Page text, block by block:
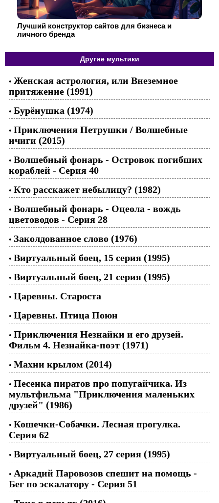
Лучший конструктор сайтов для бизнеса и
личного бренда
Другие мультики
• Женская астрология, или Внеземное
притяжение (1991)
• Бурёнушка (1974)
• Приключения Петрушки / Волшебные
ичиги (2015)
• Волшебный фонарь - Островок погибших
кораблей - Серия 40
• Кто расскажет небылицу? (1982)
• Волшебный фонарь - Оцеола - вождь
цветоводов - Серия 28
• Заколдованное слово (1976)
• Виртуальный боец, 15 серия (1995)
• Виртуальный боец, 21 серия (1995)
• Царевны. Староста
• Царевны. Птица Поюн
• Приключения Незнайки и его друзей.
Фильм 4. Незнайка-поэт (1971)
• Махни крылом (2014)
• Песенка пиратов про попугайчика. Из
мультфильма "Приключения маленьких
друзей" (1986)
• Кошечки-Собачки. Лесная прогулка.
Серия 62
• Виртуальный боец, 27 серия (1995)
• Аркадий Паровозов спешит на помощь -
Бег по эскалатору - Серия 51